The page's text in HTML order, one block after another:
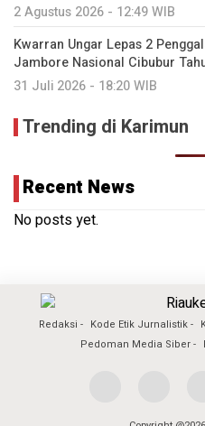
2 Agustus 2026 - 12:49 WIB
Kwarran Ungar Lepas 2
Jambore Nasional Cibubur
31 Juli 2026 - 18:20 WIB
Trending di Karimun
Recent News
No posts yet.
Redaksi Kode Etik Jurnalistik
Pedoman Media Siber